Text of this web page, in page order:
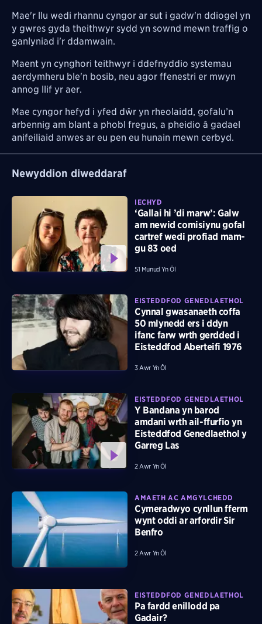
Mae'r llu wedi rhannu cyngor ar sut i gadw'n ddiogel yn
y gwres gyda theithwyr sydd yn sownd mewn traffig o
ganlyniad i'r ddamwain.
Maent yn cynghori teithwyr i ddefnyddio systemau
aerdymheru ble'n bosib, neu agor ffenestri er mwyn
annog llif yr aer.
Mae cyngor hefyd i yfed dŵr yn rheolaidd, gofalu’n
arbennig am blant a phobl fregus, a pheidio â gadael
anifeiliaid anwes ar eu pen eu hunain mewn cerbyd.
Newyddion diweddaraf
IECHYD
‘Gallai hi ’di marw’: Galw
am newid comisiynu gofal
cartref wedi profiad mam-
gu 83 oed
51 Munud Yn Ôl
EISTEDDFOD GENEDLAETHOL
Cynnal gwasanaeth coffa
50 mlynedd ers i ddyn
ifanc farw wrth gerdded i
Eisteddfod Aberteifi 1976
3 Awr Yn Ôl
EISTEDDFOD GENEDLAETHOL
Y Bandana yn barod
amdani wrth ail-ffurfio yn
Eisteddfod Genedlaethol y
Garreg Las
2 Awr Yn Ôl
AMAETH AC AMGYLCHEDD
Cymeradwyo cynllun fferm
wynt oddi ar arfordir Sir
Benfro
2 Awr Yn Ôl
EISTEDDFOD GENEDLAETHOL
Pa fardd enillodd pa
Gadair?